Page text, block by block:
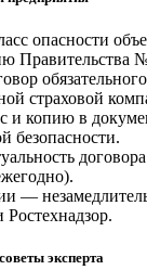
опасности
Правительства
страховой
и копию в
безопасности.
—
Ростехнадзор.
эксперта